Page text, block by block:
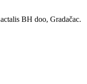
BH doo, Gradačac.